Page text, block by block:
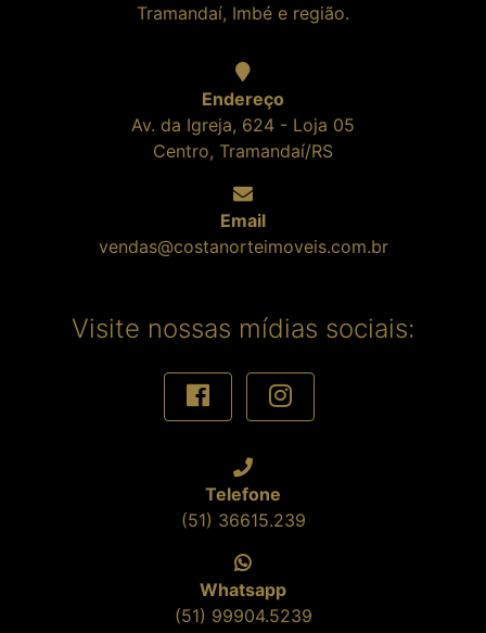
Tramandaí, Imbé e região.
Endereço
Av. da Igreja, 624 - Loja 05
Centro, Tramandaí/RS
Email
vendas@costanorteimoveis.com.br
Visite nossas mídias sociais:
Telefone
(51) 36615.239
Whatsapp
(51) 99904.5239